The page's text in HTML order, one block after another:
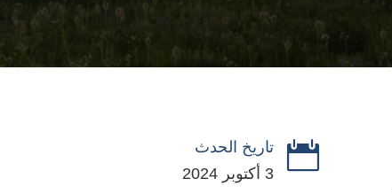

تاريخ الحدث
3 أكتوبر 2024